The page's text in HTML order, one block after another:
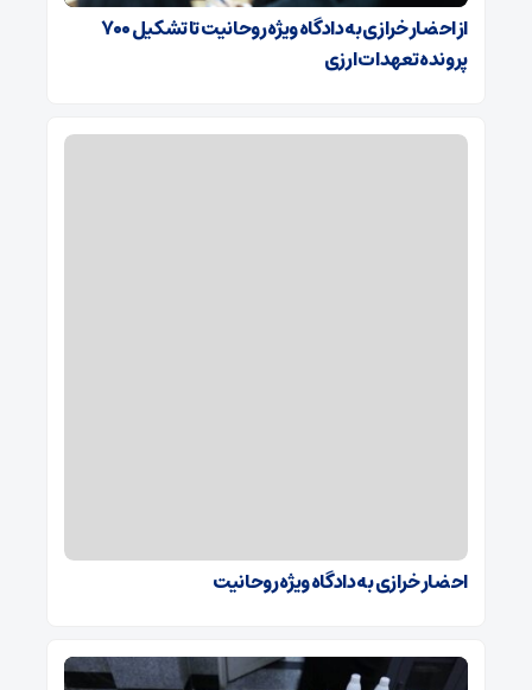
از احضار خرازی به دادگاه ویژه روحانیت تا تشکیل ۷۰۰
پرونده تعهدات ارزی
احضار خرازی به دادگاه ویژه روحانیت